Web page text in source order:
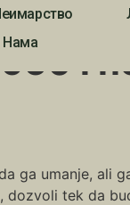
Нама i
ga umanje, ali
dozvoli tek da